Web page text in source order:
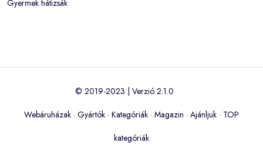
Gyermek hátizsák
© 2019-2023 | Verzió 2.1.0
Webáruházak · Gyártók · Kategóriák · Magazin · Ajánljuk · TOP
kategóriák